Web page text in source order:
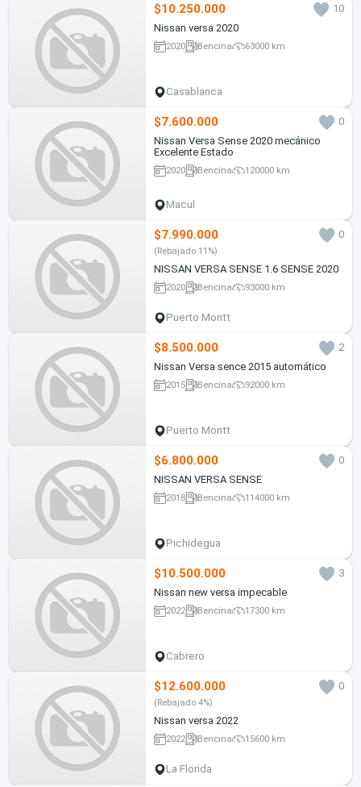
$10.250.000
10
Nissan versa 2020
2020 Bencina 63000 km
Casablanca
$7.600.000
0
Nissan Versa Sense 2020 mecánico
Excelente Estado
2020 Bencina 120000 km
Macul
$7.990.000 0
(Rebajado 11%)
NISSAN VERSA SENSE 1.6 SENSE 2020
2020 Bencina 93000 km
Puerto Montt
$8.500.000
2
Nissan Versa sence 2015 automático
2015 Bencina 92000 km
Puerto Montt
$6.800.000
0
NISSAN VERSA SENSE
2018 Bencina 114000 km
Pichidegua
$10.500.000
3
Nissan new versa impecable
2022 Bencina 17300 km
Cabrero
$12.600.000 0
(Rebajado 4%)
Nissan versa 2022
2022 Bencina 15600 km
La Florida